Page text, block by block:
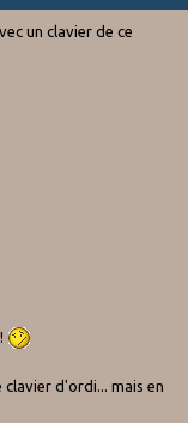
un clavier de ce
clavier d'ordi... mais en